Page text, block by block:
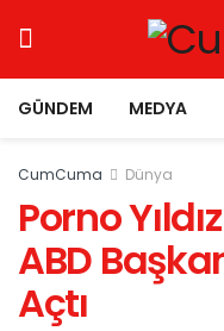
GÜNDEM MEDYA
CumCuma Dünya
Porno
ABD
Açtı